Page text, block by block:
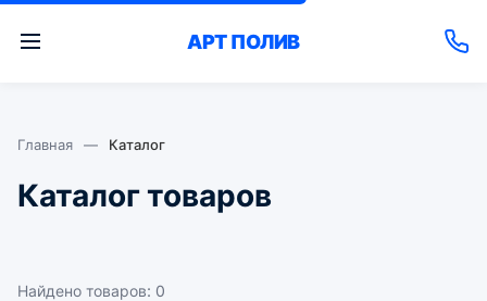
АРТ ПОЛИВ
Главная — Каталог
Каталог товаров
Найдено товаров: 0